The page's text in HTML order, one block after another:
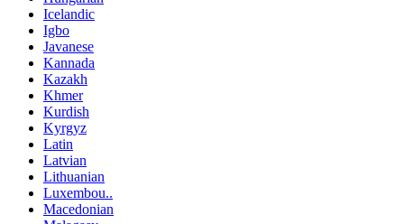
Icelandic
Igbo
Javanese
Kannada
Kazakh
Khmer
Kurdish
Kyrgyz
Latin
Latvian
Lithuanian
Luxembou..
Macedonian